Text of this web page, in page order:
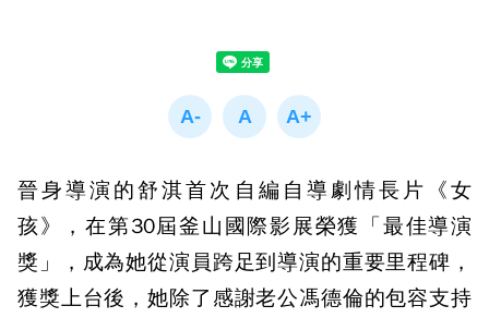
晉身導演的舒淇首次自編自導劇情長片《女
孩》，在第30屆釜山國際影展榮獲「最佳導演
獎」，成為她從演員跨足到導演的重要里程碑，
獲獎上台後，她除了感謝老公馮德倫的包容支持